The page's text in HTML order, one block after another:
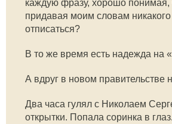
каждую фразу, хорошо понимая,
придавая моим словам никакого
отписаться?
В то же время есть надежда на
А вдруг в новом правительстве
Два часа гулял с Николаем
открытки. Попала соринка в